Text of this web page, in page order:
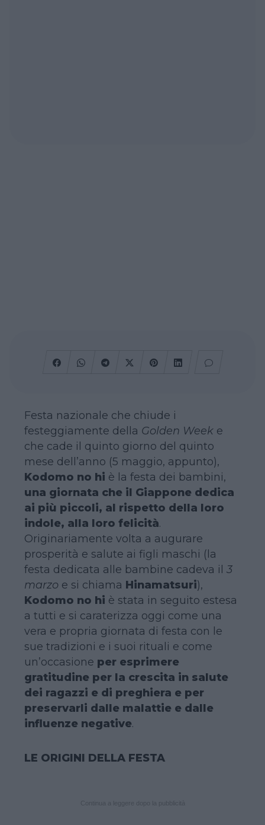
Festa nazionale che chiude i
festeggiamente della Golden Week e
che cade il quinto giorno del quinto
mese dell’anno (5 maggio, appunto),
Kodomo no hi è la festa dei bambini,
una giornata che il Giappone dedica
ai più piccoli, al rispetto della loro
indole, alla loro felicità.
Originariamente volta a augurare
prosperità e salute ai figli maschi (la
festa dedicata alle bambine cadeva il 3
marzoe si chiama Hinamatsuri),
Kodomo no hi è stata in seguito estesa
a tutti e si caraterizza oggi come una
vera e propria giornata di festa con le
sue tradizioni e i suoi rituali e come
un’occasione per esprimere
gratitudine per la crescita in salute
dei ragazzi e di preghiera e per
preservarli dalle malattie e dalle
influenze negative.
LE ORIGINI DELLA FESTA